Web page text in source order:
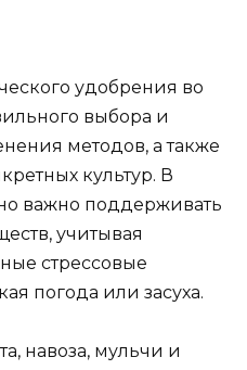
удобрения во
выбора и
методов, а также
культур. В
важно поддерживать
учитывая
стрессовые
погода или засуха.
навоза, мульчи и